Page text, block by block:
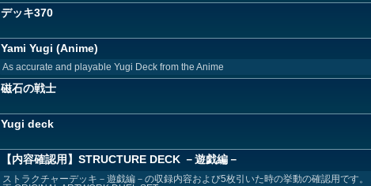
デッキ370
Yami Yugi (Anime)
As accurate and playable Yugi Deck from the Anime
磁石の戦士
Yugi deck
【内容確認用】STRUCTURE DECK －遊戯編－
ストラクチャーデッキ－遊戯編－の収録内容および5枚引いた時の挙動の確認用で